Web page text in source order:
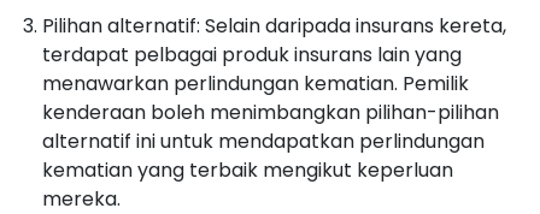
Pilihan alternatif: Selain daripada insurans kereta,
terdapat pelbagai produk insurans lain yang
menawarkan perlindungan kematian. Pemilik
kenderaan boleh menimbangkan pilihan-pilihan
alternatif ini untuk mendapatkan perlindungan
kematian yang terbaik mengikut keperluan
mereka.